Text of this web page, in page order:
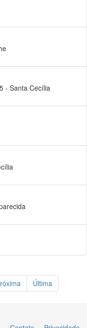
- Santa Cecília
Última